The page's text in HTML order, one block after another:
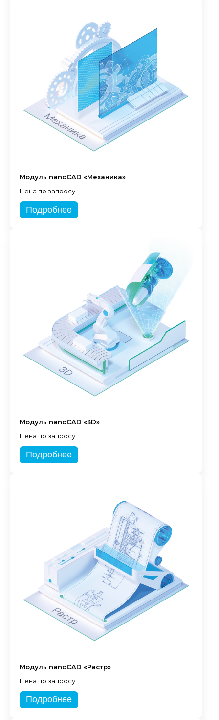
Модуль nanoCAD «Механика»
Цена по запросу
Подробнее
Модуль nanoCAD «3D»
Цена по запросу
Подробнее
Модуль nanoCAD «Растр»
Цена по запросу
Подробнее